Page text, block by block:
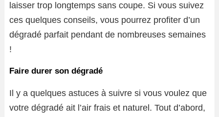
laisser trop longtemps sans coupe. Si vous suivez
ces quelques conseils, vous pourrez profiter d’un
dégradé parfait pendant de nombreuses semaines
!
Faire durer son dégradé
Il y a quelques astuces à suivre si vous voulez que
votre dégradé ait l’air frais et naturel. Tout d’abord,